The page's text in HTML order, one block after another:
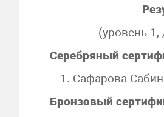
(уровень
Серебряный
Сафарова
Бронзовый